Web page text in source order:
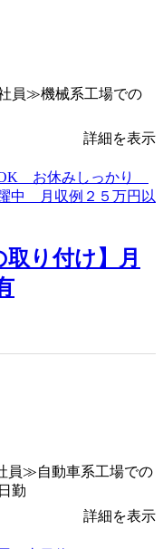
員≫機械系工場での
詳細を表示
取り付け】月
員≫自動車系工場での
勤
詳細を表示